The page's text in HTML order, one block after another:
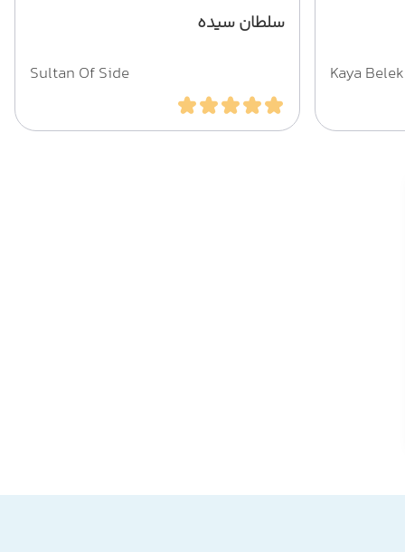
Kaya Belek
سلطان سیده
Sultan Of Side